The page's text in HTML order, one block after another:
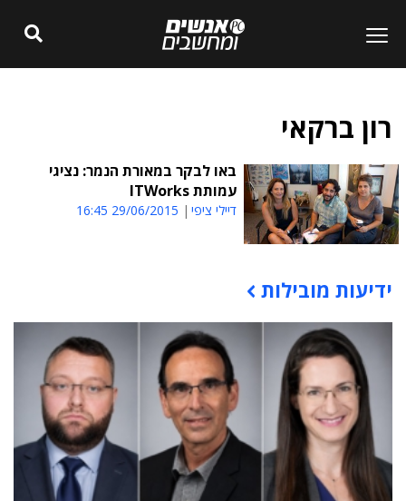
רון ברקאי
באו לבקר במאורת הנמר: נציגי
עמותת ITWorks
דיילי ציפי 29/06/2015 16:45
תוכן פרסומי
ידיעות מובילות